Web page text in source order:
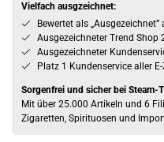
Vielfach ausgzeichnet:
Bewertet als
Ausgezeichneter Trend Shop
Ausgezeichneter
Platz 1 Kundenservice aller
Sorgenfrei und sicher bei Steam-
Mit über 25.000 Artikeln und 6
Zigaretten, Spirituosen und